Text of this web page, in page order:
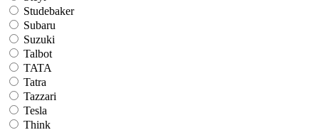
Studebaker
Subaru
Suzuki
Talbot
TATA
Tatra
Tazzari
Tesla
Think